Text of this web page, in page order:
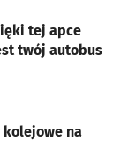
tej apce
twój autobus
na